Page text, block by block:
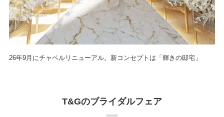
26年9月にチャペルリニューアル。新コンセプトは「輝きの邸宅」
T&Gのブライダルフェア